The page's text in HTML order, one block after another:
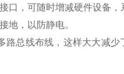
，可随时增减硬件设备，
，以防静电。
总线布线，这样大大减少